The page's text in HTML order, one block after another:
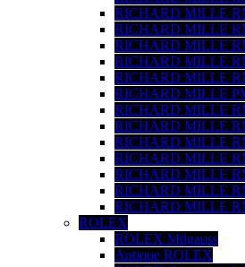
RICHARD MILLE
RICHARD MILLE
RICHARD MILLE
RICHARD MILLE
RICHARD MILLE
RICHARD MILLE
RICHARD MILLE
RICHARD MILLE
RICHARD MILLE
RICHARD MILLE
RICHARD MILLE
RICHARD MILLE
RICHARD MILLE
ROLEX
ROLEX Milgauss
Antique ROLEX